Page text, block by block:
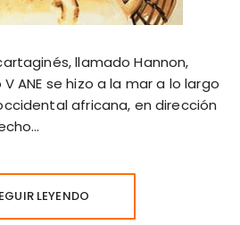
llamado Hannon,
ANE se hizo a la mar a lo largo
africana, en dirección
LEYENDO